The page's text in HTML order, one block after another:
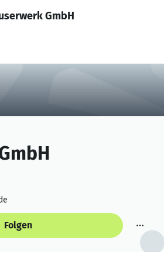
Anmelden
GmbH
Folgen